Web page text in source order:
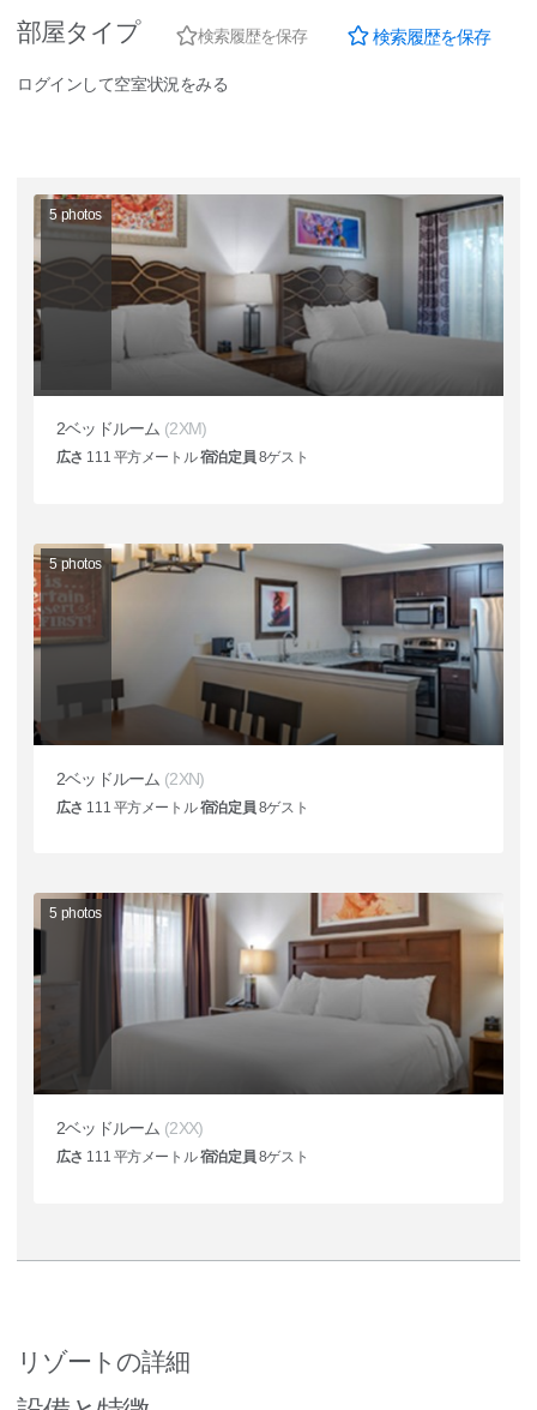
部屋タイプ 検索履歴を保存 検索履歴を保存
ログインして空室状況をみる
5photos
2ベッドルーム (2XM)
広さ 111 平方メートル宿泊定員 8ゲスト
5 photos
2ベッドルーム (2XN)
広さ 111 平方メートル宿泊定員 8ゲスト
5 photos
2ベッドルーム (2XX)
広さ 111 平方メートル宿泊定員 8ゲスト
リゾートの詳細